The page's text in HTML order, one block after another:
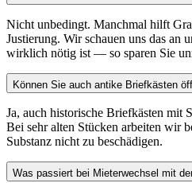
Nicht unbedingt. Manchmal hilft
Justierung. Wir schauen uns das an
wirklich nötig ist — so sparen Sie
Können Sie auch antike Briefkästen
Ja, auch historische Briefkästen mit
Bei sehr alten Stücken arbeiten wir
Substanz nicht zu beschädigen.
Was passiert bei Mieterwechsel mit